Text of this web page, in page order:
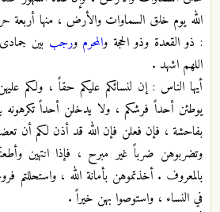
الله يوم خلق السماوات والأرض ، منها أربعة
: ذو القعدة وذو الحجة والمحرم ورجب بين
اللهم اشهد .
أيها الناس : إن لنسائكم عليكم حقاً ، ولكم
يوطئن أحداً فرشكم ، ولا يدخلن أحداً تكرهونه
بفاحشة ، فإن فعلن فإن الله قد أذن لكم أن
وتضربوهن ضرباً غير مبرح ، فإذا انتهين
بالمعروف . أخذتموهن بأمانة الله ، واستحللتم
في النساء ، واستوصوا بهن خيراً .